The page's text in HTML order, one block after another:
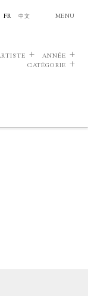
FR 中文 MENU
ANNÉE
CATÉGORIE